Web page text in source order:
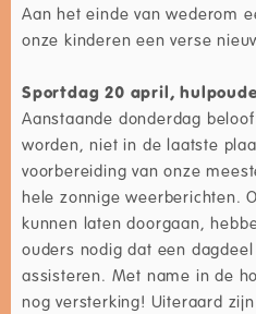
Aan het einde van wederom
onze kinderen een verse
Sportdag 20 april,
Aanstaande donderdag
worden, niet in de laatste
voorbereiding van onze
hele zonnige weerberichten.
kunnen laten doorgaan,
ouders nodig dat een
assisteren. Met name in de
nog versterking! Uiteraard